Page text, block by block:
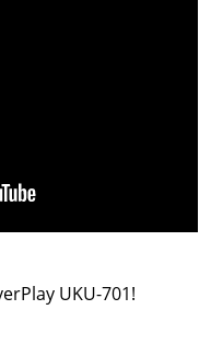
UKU-701!